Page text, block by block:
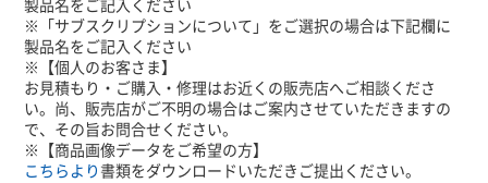
製品名をご記入ください
※「サブスクリプションについて」をご選択の場合は下記欄に
製品名をご記入ください
※【個人のお客さま】
お見積もり・ご購入・修理はお近くの販売店へご相談くださ
い。尚、販売店がご不明の場合はご案内させていただきますの
で、その旨お問合せください。
※【商品画像データをご希望の方】
こちらより 書類をダウンロードいただきご提出ください。